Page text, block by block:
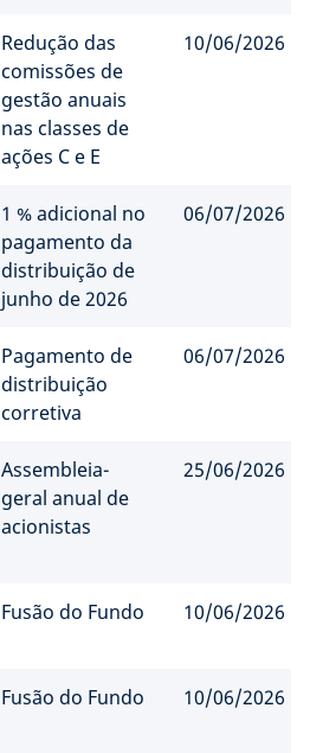
Redução das
comissões de
gestão anuais
nas classes de
ações C e E
10/06/2026
1 % adicional no
pagamento da
distribuição de
junho de 2026
06/07/2026
Pagamento de
distribuição
corretiva
06/07/2026
Assembleia-
geral anual de
acionistas
25/06/2026
Fusão do Fundo 10/06/2026
Fusão do Fundo 10/06/2026